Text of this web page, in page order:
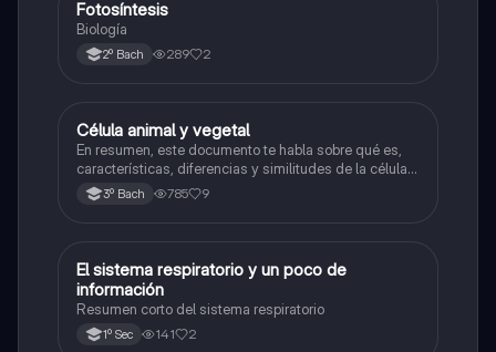
Biología
Fotosíntesis
Biología
2º Bach 289 2
Biología
Célula animal y vegetal
En resumen, este documento te habla sobre qué es,
características, diferencias y similitudes de la célula
animal y célula vegetal.💗
3º Bach 785 9
Biología
El sistema respiratorio y un poco de
información
Resumen corto del sistema respiratorio
1º Sec 141 2